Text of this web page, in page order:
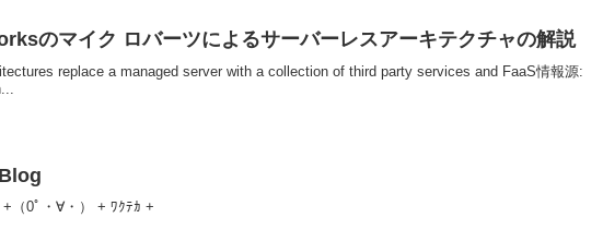
のマイク ロバーツによるサーバーレスアーキテクチャの解説
replace a managed server with a collection of third party services and FaaS情報源:
（0ﾟ・∀・） + ﾜｸﾃｶ +